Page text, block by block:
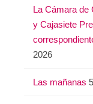
La Cámara de
y Cajasiete
2026
Las mañanas